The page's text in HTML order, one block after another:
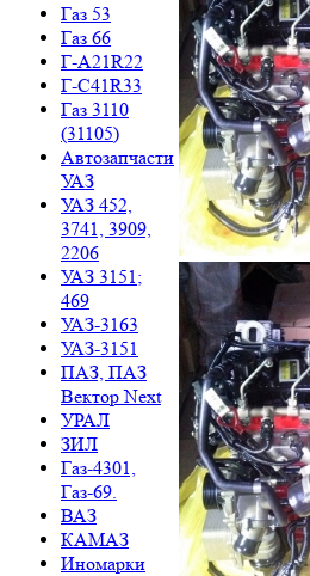
Газ 53
Газ 66
Г-A21R22
Г-C41R33
Газ 3110
(31105)
Автозапчасти
УАЗ
УАЗ 452,
3741, 3909,
2206
УАЗ 3151;
469
УАЗ-3163
УАЗ-3151
ПАЗ, ПАЗ
Вектор Next
УРАЛ
ЗИЛ
Газ-4301,
Газ-69.
ВАЗ
КАМАЗ
Иномарки